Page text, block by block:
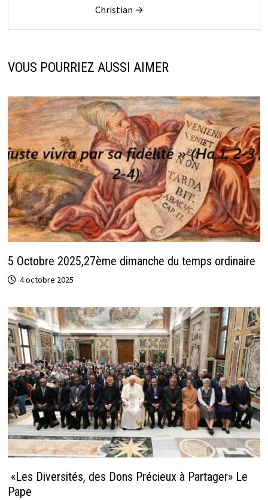
Christian →
VOUS POURRIEZ AUSSI AIMER
5 Octobre 2025,27ème dimanche du temps ordinaire
4 octobre 2025
«Les Diversités, des Dons Précieux à Partager» Le
Pape